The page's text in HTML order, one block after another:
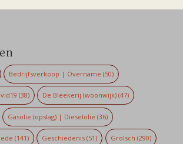
Bedrijfsverkoop | Overname (50)
(38) De Bleekerij (woonwijk) (47)
Gasolie (opslag) | Dieselolie (36)
(141) Geschiedenis (51) Grolsch (290)